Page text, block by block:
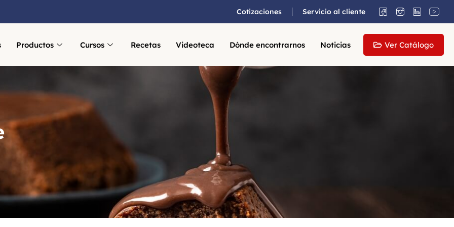
Cotizaciones Servicio al cliente
Productos Cursos Recetas Videoteca Dónde encontrarnos Noticias Ver Catálogo